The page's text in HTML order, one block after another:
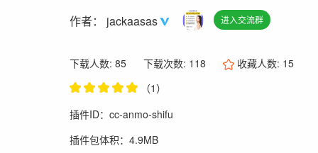
作者： jackaasas 进入交流群
下载人数: 85 下载次数: 118 收藏人数: 15
（1）
插件ID：cc-anmo-shifu
插件包体积：4.9MB